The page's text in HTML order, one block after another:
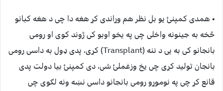
• همدی کمپنئ یو بل نظر هم وړاندی کړ هغه دا چی د هغه کبانو
څخه به جینونه واخلی چی په یخو اوبو کی ژوند کوی او رومی
بانجانو کی به یی د ننه (Transplant) کړی، پدی ډول به داسی رومی
بانجان تولید کړی چی یخ وزغملئ شی، دی کمپنئ بیا دولت پدی
قانع کړ چی په نوموړو رومی بانجانو داسی نښه ونه لګوی چی